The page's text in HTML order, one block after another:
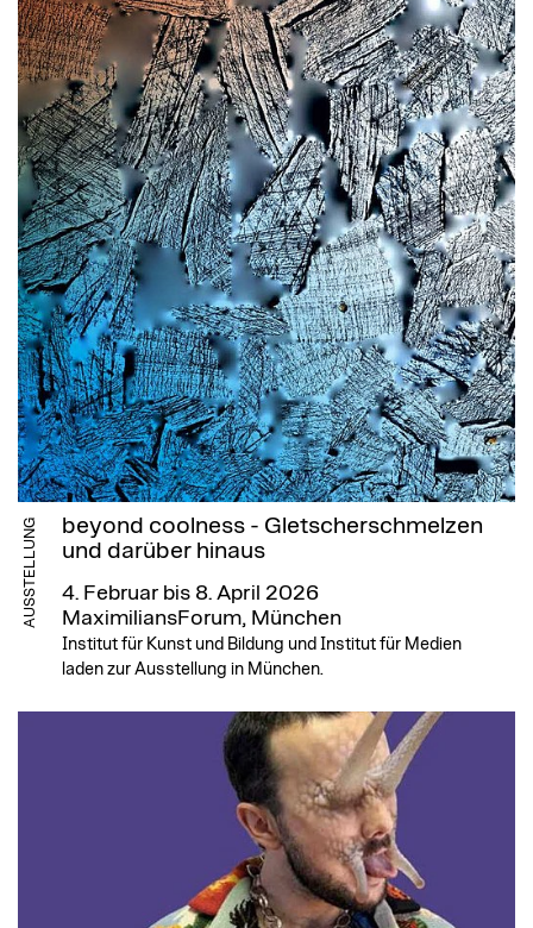
AUSSTELLUNG
beyond coolness - Gletscherschmelzen
und darüber hinaus
4. Februar bis 8. April 2026
MaximiliansForum, München
Institut für Kunst und Bildung und Institut für Medien
laden zur Ausstellung in München.